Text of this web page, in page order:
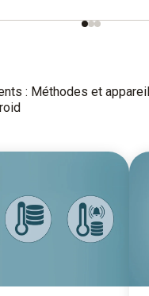
: Méthodes et